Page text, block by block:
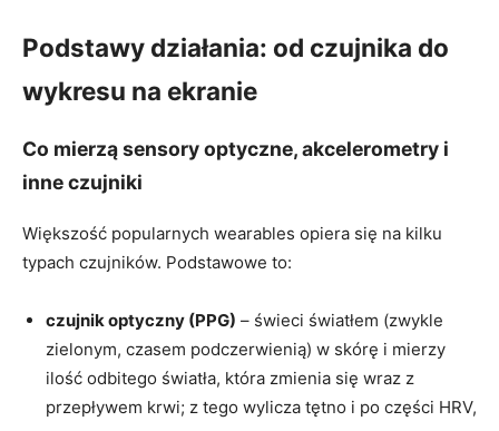
Podstawy działania: od czujnika do
wykresu na ekranie
Co mierzą sensory optyczne, akcelerometry i
inne czujniki
Większość popularnych wearables opiera się na kilku
typach czujników. Podstawowe to:
czujnik optyczny (PPG) – świeci światłem (zwykle
zielonym, czasem podczerwienią) w skórę i mierzy
ilość odbitego światła, która zmienia się wraz z
przepływem krwi; z tego wylicza tętno i po części HRV,